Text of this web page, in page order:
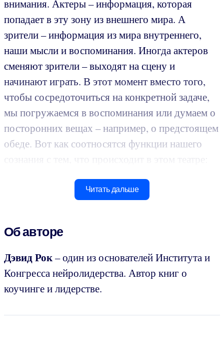
внимания. Актеры – информация, которая
попадает в эту зону из внешнего мира. А
зрители – информация из мира внутреннего,
наши мысли и воспоминания. Иногда актеров
сменяют зрители – выходят на сцену и
начинают играть. В этот момент вместо того,
чтобы сосредоточиться на конкретной задаче,
мы погружаемся в воспоминания или думаем о
посторонних вещах – например, о предстоящем
обеде. Вот как соотносятся функции нашего
Читать дальше
Об авторе
Дэвид Рок– один из основателей Института и
Конгресса нейролидерства. Автор книг о
коучинге и лидерстве.